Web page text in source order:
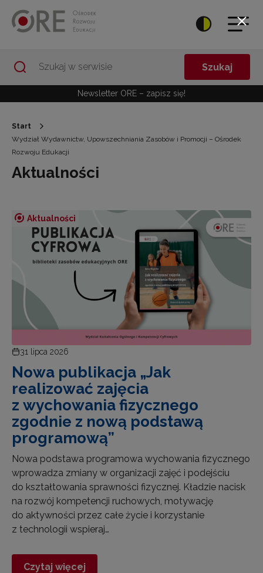
Szukaj
Newsletter ORE – zapisz się!
Start
Wydział Wydawnictw, Upowszechniania Zasobów i Promocji – Ośrodek
Rozwoju Edukacji
Aktualności
Aktualności
31 lipca 2026
Nowa publikacja „Jak
realizować zajęcia
z wychowania fizycznego
zgodnie z nową podstawą
programową”
Nowa podstawa programowa wychowania fizycznego
wprowadza zmiany w organizacji zajęć i podejściu
do kształtowania sprawności fizycznej. Kładzie nacisk
na rozwój kompetencji ruchowych, motywację
do aktywności przez całe życie i korzystanie
z technologii wspieraj…
Czytaj więcej